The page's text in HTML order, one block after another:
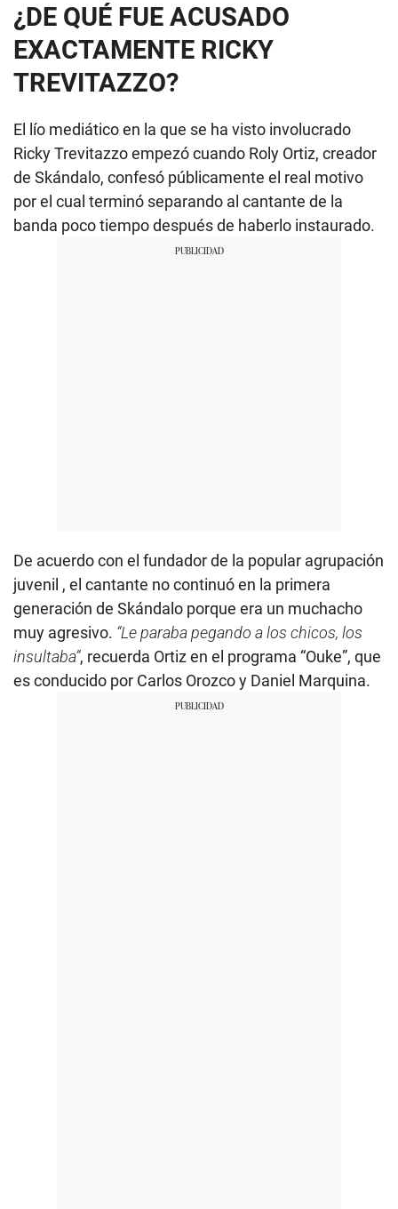
¿DE QUÉ FUE ACUSADO
EXACTAMENTE RICKY
TREVITAZZO?
El lío mediático en la que se ha visto involucrado
Ricky Trevitazzo empezó cuando Roly Ortiz, creador
de Skándalo, confesó públicamente el real motivo
por el cual terminó separando al cantante de la
banda poco tiempo después de haberlo instaurado.
De acuerdo con el fundador de la popular agrupación
juvenil , el cantante no continuó en la primera
generación de Skándalo porque era un muchacho
muy agresivo. “Le paraba pegando a los chicos, los
insultaba”, recuerda Ortiz en el programa “Ouke”, que
es conducido por Carlos Orozco y Daniel Marquina.